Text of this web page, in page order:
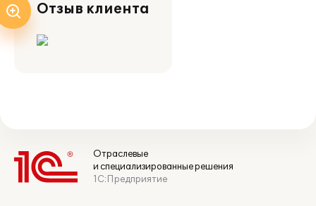
Отзыв клиента
Отраслевые
и специализированные решения
1С:Предприятие